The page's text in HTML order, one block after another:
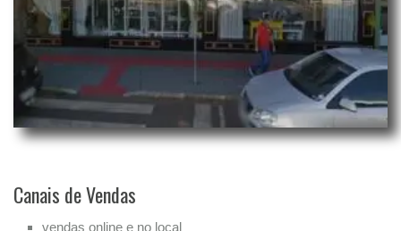
Canais de Vendas
vendas online e no local